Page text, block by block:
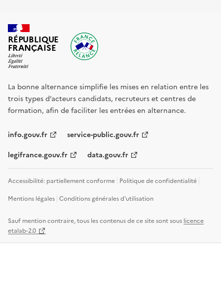
RÉPUBLIQUE
FRANÇAISE
La bonne alternance simplifie les mises en relation entre les
trois types d’acteurs candidats, recruteurs et centres de
formation, afin de faciliter les entrées en alternance.
info.gouv.fr service-public.gouv.fr
legifrance.gouv.fr data.gouv.fr
Accessibilité: partiellement conforme Politique de confidentialité
Mentions légales Conditions générales d'utilisation
Sauf mention contraire, tous les contenus de ce site sont sous licence
etalab-2.0